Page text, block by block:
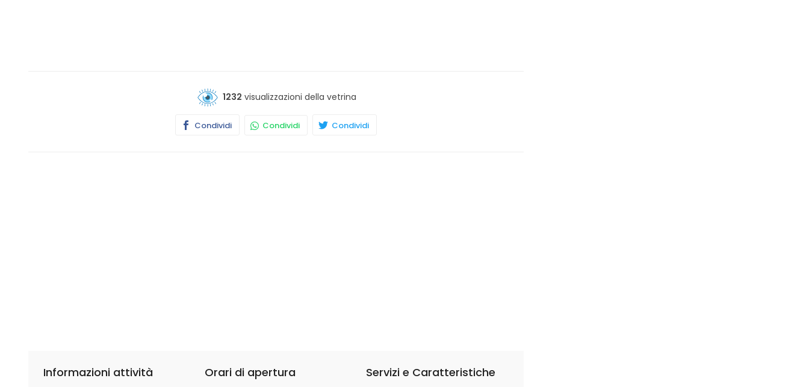
1232 visualizzazioni della vetrina
Condividi Condividi Condividi
Informazioni attività Orari di apertura Servizi e Caratteristiche